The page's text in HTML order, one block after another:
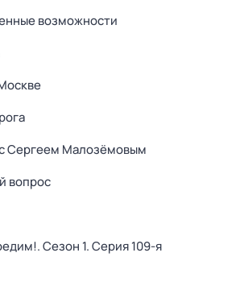
возможности
Сергеем Малозёмовым
вопрос
. Сезон 1. Серия 109-я